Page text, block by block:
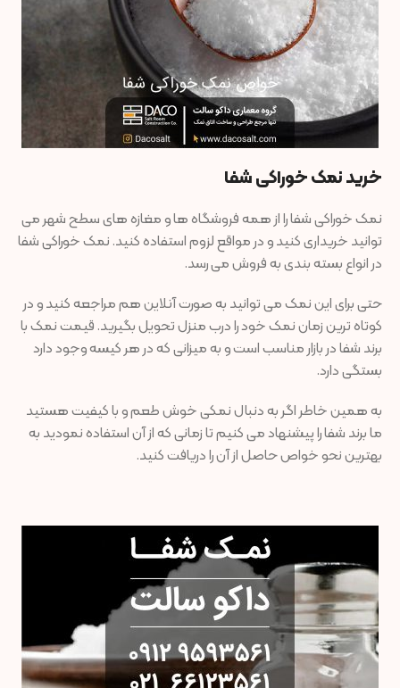
خرید نمک خوراکی شفا
نمک خوراکی شفا را از همه فروشگاه ها و مغازه های سطح شهر می
توانید خریداری کنید و در مواقع لزوم استفاده کنید. نمک خوراکی شفا
در انواع بسته بندی به فروش می رسد.
حتی برای این نمک می توانید به صورت آنلاین هم مراجعه کنید و در
کوتاه ترین زمان نمک خود را درب منزل تحویل بگیرید. قیمت نمک با
برند شفا در بازار مناسب است و به میزانی که در هر کیسه وجود دارد
بستگی دارد.
به همین خاطر اگر به دنبال نمکی خوش طعم و با کیفیت هستید
ما برند شفا را پیشنهاد می کنیم تا زمانی که از آن استفاده نمودید به
بهترین نحو خواص حاصل از آن را دریافت کنید.